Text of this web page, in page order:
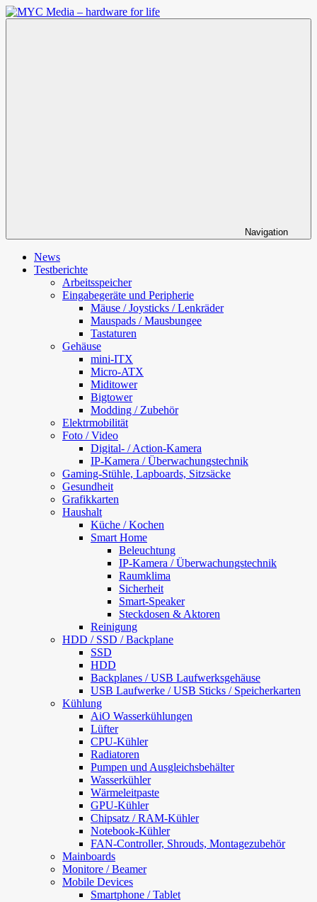
Zum
Inhalt
Navigation
News
Testberichte
Arbeitsspeicher
Eingabegeräte und Peripherie
Mäuse / Joysticks / Lenkräder
Mauspads / Mausbungee
Tastaturen
Gehäuse
mini-ITX
Micro-ATX
Miditower
Bigtower
Modding / Zubehör
Elektrmobilität
Foto / Video
Digital- / Action-Kamera
IP-Kamera / Überwachungstechnik
Gaming-Stühle, Lapboards, Sitzsäcke
Gesundheit
Grafikkarten
Haushalt
Küche / Kochen
Smart Home
Beleuchtung
IP-Kamera / Überwachungstechnik
Raumklima
Sicherheit
Smart-Speaker
Steckdosen & Aktoren
Reinigung
HDD / SSD / Backplane
SSD
HDD
Backplanes / USB Laufwerksgehäuse
USB Laufwerke / USB Sticks / Speicherkarten
Kühlung
AiO Wasserkühlungen
Lüfter
CPU-Kühler
Radiatoren
Pumpen und Ausgleichsbehälter
Wasserkühler
Wärmeleitpaste
GPU-Kühler
Chipsatz / RAM-Kühler
Notebook-Kühler
FAN-Controller, Shrouds, Montagezubehör
Mainboards
Monitore / Beamer
Mobile Devices
Smartphone / Tablet